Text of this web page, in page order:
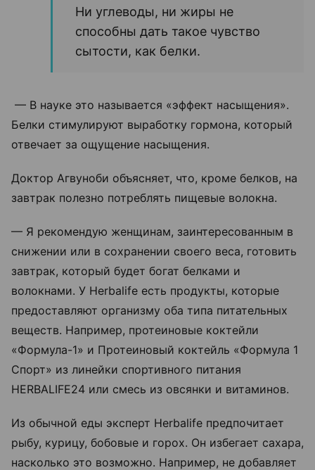
Ни углеводы, ни жиры не
способны дать такое чувство
сытости, как белки.
— В науке это называется «эффект насыщения».
Белки стимулируют выработку гормона, который
отвечает за ощущение насыщения.
Доктор Агвуноби объясняет, что, кроме белков, на
завтрак полезно потреблять пищевые волокна.
— Я рекомендую женщинам, заинтересованным в
снижении или в сохранении своего веса, готовить
завтрак, который будет богат белками и
волокнами. У Herbalife есть продукты, которые
предоставляют организму оба типа питательных
веществ. Например, протеиновые коктейли
«Формула-1» и Протеиновый коктейль «Формула 1
Спорт» из линейки спортивного питания
HERBALIFE24 или смесь из овсянки и витаминов.
Из обычной еды эксперт Herbalife предпочитает
рыбу, курицу, бобовые и горох. Он избегает сахара,
насколько это возможно. Например, не добавляет